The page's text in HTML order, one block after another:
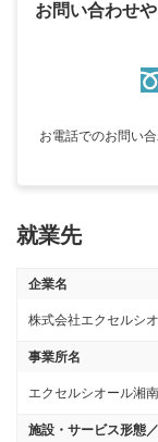
お問い合わせ
お電話でのお問い
就業先
企業名
株式会社エクセルシ
事業所名
エクセルシオール湘
施設・サービス形態